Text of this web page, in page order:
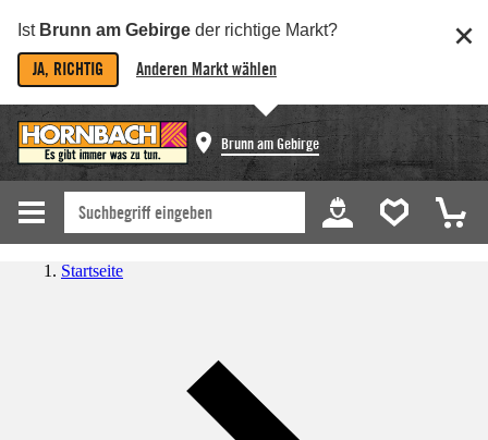
Ist Brunn am Gebirge der richtige Markt?
JA, RICHTIG Anderen Markt wählen
Brunn am Gebirge
Startseite